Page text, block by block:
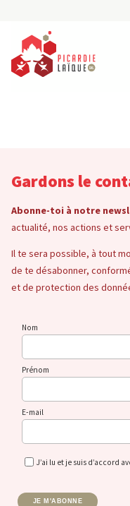
Gardons le
Abonne-toi à notre
actualité, nos actions et
Il te sera possible, à tout
de te désabonner,
et de protection des
Nom
Prénom
E-mail
J’ai lu et je suis d’accord
JE M'ABONNE